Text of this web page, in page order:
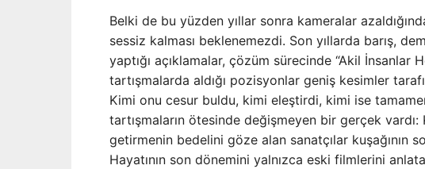
Belki de bu yüzden yıllar sonra kameralar
sessiz kalması beklenemezdi. Son yıllarda barış,
yaptığı açıklamalar, çözüm sürecinde “Akil İnsanlar
tartışmalarda aldığı pozisyonlar geniş kesimler
Kimi onu cesur buldu, kimi eleştirdi, kimi ise
tartışmaların ötesinde değişmeyen bir gerçek vardı:
getirmenin bedelini göze alan sanatçılar kuşağının
Hayatının son dönemini yalnızca eski filmlerini